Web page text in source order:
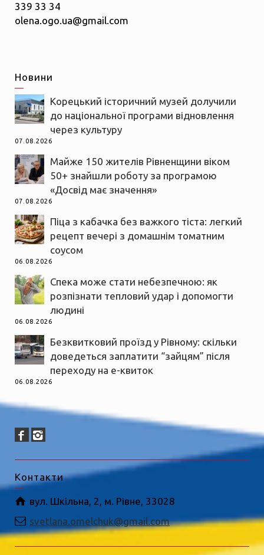
339 33 34
olena.ogo.ua@gmail.com
Новини
Корецький історичний музей долучили
до національної програми відновлення
через культуру
07.08.2026
Майже 150 жителів Рівненщини віком
50+ знайшли роботу за програмою
«Досвід має значення»
07.08.2026
Піца з кабачка без важкого тіста: легкий
рецепт вечері з домашнім томатним
соусом
06.08.2026
Спека може стати небезпечною: як
розпізнати тепловий удар і допомогти
людині
06.08.2026
Безквитковий проїзд у Рівному: скільки
доведеться заплатити “зайцям” після
переходу на е-квиток
06.08.2026
Контакти
вул. Шкільна, 2, м. Рівне, 33028
svetlana.omelchuk@gmail.com